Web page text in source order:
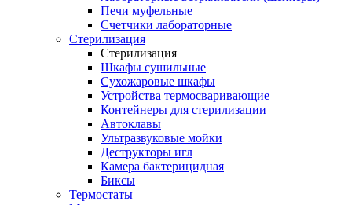
Печи муфельные
Счетчики лабораторные
Стерилизация
Стерилизация
Шкафы сушильные
Сухожаровые шкафы
Устройства термосваривающие
Контейнеры для стерилизации
Автоклавы
Ультразвуковые мойки
Деструкторы игл
Камера бактерицидная
Биксы
Термостаты